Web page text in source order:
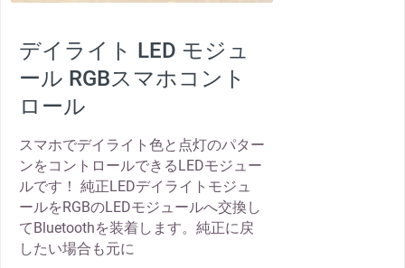
デイライト LED モジュ
ール RGBスマホコント
ロール
スマホでデイライト色と点灯のパター
ンをコントロールできるLEDモジュー
ルです！ 純正LEDデイライトモジュ
ールをRGBのLEDモジュールへ交換し
てBluetoothを装着します。純正に戻
したい場合も元に